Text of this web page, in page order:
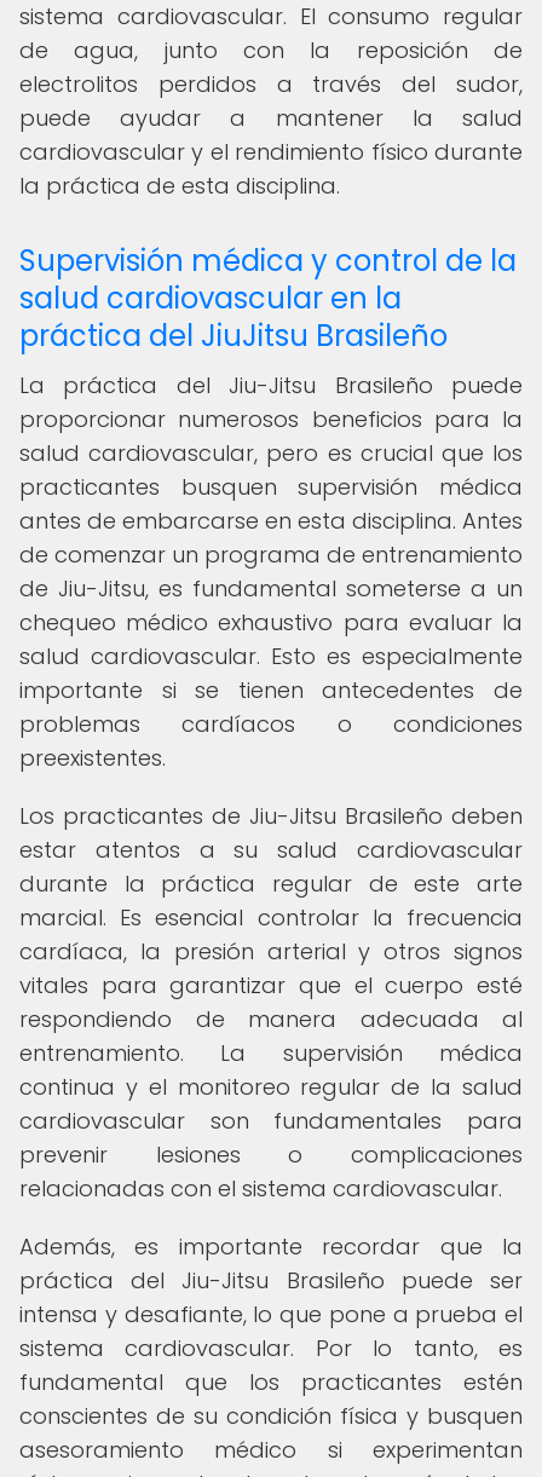
sistema cardiovascular. El consumo regular
de agua, junto con la reposición de
electrolitos perdidos a través del sudor,
puede ayudar a mantener la salud
cardiovascular y el rendimiento físico durante
la práctica de esta disciplina.
Supervisión médica y control de la
salud cardiovascular en la
práctica del JiuJitsu Brasileño
La práctica del Jiu-Jitsu Brasileño puede
proporcionar numerosos beneficios para la
salud cardiovascular, pero es crucial que los
practicantes busquen supervisión médica
antes de embarcarse en esta disciplina. Antes
de comenzar un programa de entrenamiento
de Jiu-Jitsu, es fundamental someterse a un
chequeo médico exhaustivo para evaluar la
salud cardiovascular. Esto es especialmente
importante si se tienen antecedentes de
problemas cardíacos o condiciones
preexistentes.
Los practicantes de Jiu-Jitsu Brasileño deben
estar atentos a su salud cardiovascular
durante la práctica regular de este arte
marcial. Es esencial controlar la frecuencia
cardíaca, la presión arterial y otros signos
vitales para garantizar que el cuerpo esté
respondiendo de manera adecuada al
entrenamiento. La supervisión médica
continua y el monitoreo regular de la salud
cardiovascular son fundamentales para
prevenir lesiones o complicaciones
relacionadas con el sistema cardiovascular.
Además, es importante recordar que la
práctica del Jiu-Jitsu Brasileño puede ser
intensa y desafiante, lo que pone a prueba el
sistema cardiovascular. Por lo tanto, es
fundamental que los practicantes estén
conscientes de su condición física y busquen
asesoramiento médico si experimentan